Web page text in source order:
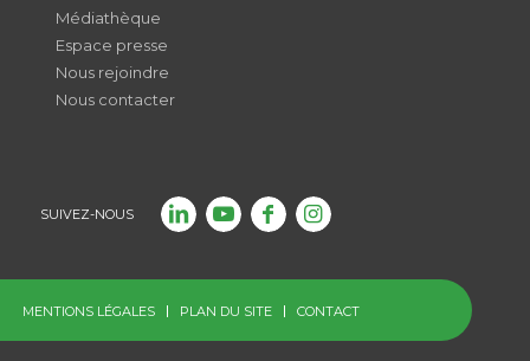
Médiathèque
Espace presse
Nous rejoindre
Nous contacter
SUIVEZ-NOUS
MENTIONS LÉGALES PLAN DU SITE CONTACT